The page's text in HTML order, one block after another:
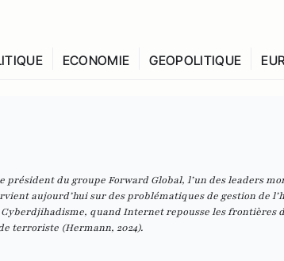
ECONOMIE GEOPOLITIQUE
du groupe Forward Global, l’un des leaders
aujourd’hui sur des problématiques de gestion de
Cyberdjihadisme, quand Internet repousse les frontières
terroriste (Hermann, 2024).